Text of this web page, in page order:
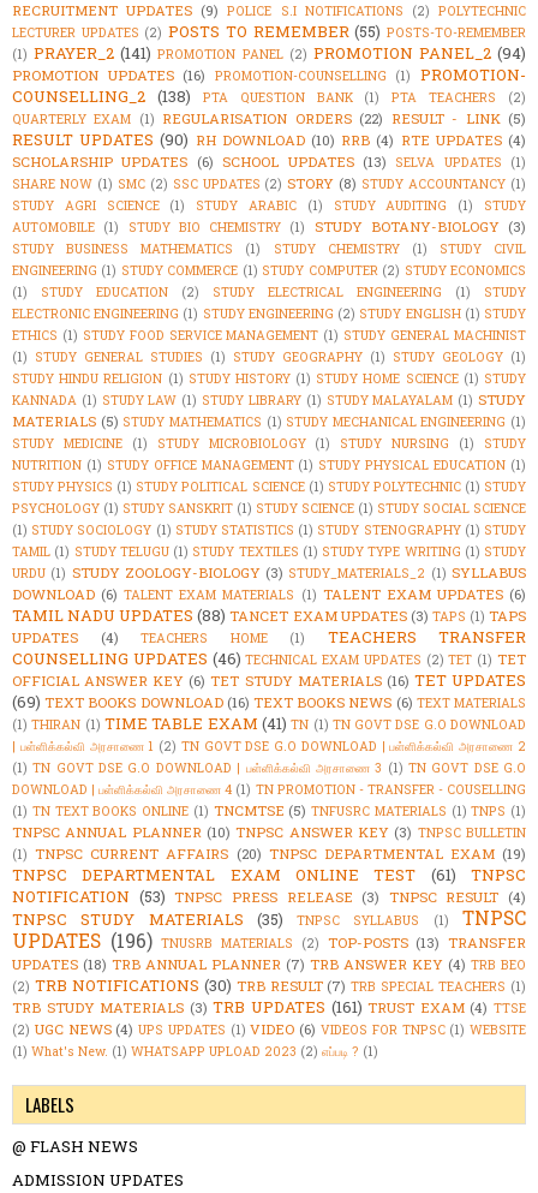
RECRUITMENT UPDATES (9) POLICE S.I NOTIFICATIONS (2) POLYTECHNIC
LECTURER UPDATES (2) POSTS TO REMEMBER (55) POSTS-TO-REMEMBER
(1) PRAYER_2 (141) PROMOTION PANEL (2) PROMOTION PANEL_2 (94)
PROMOTION UPDATES (16) PROMOTION-COUNSELLING (1)
PROMOTION-
COUNSELLING_2 (138) PTA QUESTION BANK (1) PTA TEACHERS
(2)
QUARTERLY EXAM (1) REGULARISATION ORDERS (22) RESULT - LINK (5)
RESULT UPDATES (90) RH DOWNLOAD (10) RRB (4) RTE UPDATES (4)
SCHOLARSHIP UPDATES (6) SCHOOL UPDATES (13) SELVA UPDATES
(1)
SHARE NOW (1) SMC (2) SSC UPDATES (2) STORY (8) STUDY ACCOUNTANCY (1)
STUDY AGRI SCIENCE
(1) STUDY ARABIC (1) STUDY AUDITING (1)
STUDY
AUTOMOBILE (1) STUDY BIO CHEMISTRY (1) STUDY BOTANY-BIOLOGY (3)
STUDY BUSINESS MATHEMATICS (1) STUDY CHEMISTRY (1)
STUDY CIVIL
ENGINEERING (1) STUDY COMMERCE (1) STUDY COMPUTER (2) STUDY ECONOMICS
(1)
STUDY EDUCATION (2) STUDY ELECTRICAL ENGINEERING (1)
STUDY
ELECTRONIC ENGINEERING (1) STUDY ENGINEERING (2) STUDY ENGLISH (1) STUDY
ETHICS (1) STUDY FOOD SERVICE MANAGEMENT (1) STUDY GENERAL MACHINIST
(1) STUDY GENERAL STUDIES (1) STUDY GEOGRAPHY (1) STUDY GEOLOGY (1)
STUDY HINDU RELIGION (1) STUDY HISTORY (1) STUDY HOME SCIENCE (1) STUDY
KANNADA (1) STUDY LAW (1) STUDY LIBRARY (1) STUDY MALAYALAM (1) STUDY
MATERIALS (5) STUDY MATHEMATICS (1) STUDY MECHANICAL ENGINEERING (1)
STUDY MEDICINE
(1) STUDY MICROBIOLOGY (1) STUDY NURSING (1)
STUDY
NUTRITION (1) STUDY OFFICE MANAGEMENT (1) STUDY PHYSICAL EDUCATION (1)
STUDY PHYSICS (1) STUDY POLITICAL SCIENCE (1) STUDY POLYTECHNIC (1) STUDY
PSYCHOLOGY (1) STUDY SANSKRIT (1) STUDY SCIENCE (1) STUDY SOCIAL SCIENCE
(1) STUDY SOCIOLOGY (1) STUDY STATISTICS (1) STUDY STENOGRAPHY (1) STUDY
TAMIL (1) STUDY TELUGU (1) STUDY TEXTILES (1) STUDY TYPE WRITING (1) STUDY
URDU (1) STUDY ZOOLOGY-BIOLOGY (3) STUDY_MATERIALS_2 (1) SYLLABUS
DOWNLOAD (6) TALENT EXAM MATERIALS (1) TALENT EXAM UPDATES (6)
TAMIL NADU UPDATES (88) TANCET EXAM UPDATES (3) TAPS (1) TAPS
UPDATES
(4) TEACHERS HOME (1)
TEACHERS TRANSFER
COUNSELLING UPDATES (46) TECHNICAL EXAM UPDATES (2) TET (1) TET
OFFICIAL ANSWER KEY (6) TET STUDY MATERIALS (16) TET UPDATES
(69) TEXT BOOKS DOWNLOAD (16) TEXT BOOKS NEWS (6) TEXT MATERIALS
(1) THIRAN (1) TIME TABLE EXAM (41) TN (1) TN GOVT DSE G.O DOWNLOAD
| பள்ளிக்கல்வி அரசாணை 1 (2) TN GOVT DSE G.O DOWNLOAD | பள்ளிக்கல்வி அரசாணை 2
(1) TN GOVT DSE G.O DOWNLOAD | பள்ளிக்கல்வி அரசாணை 3 (1) TN GOVT DSE G.O
DOWNLOAD | பள்ளிக்கல்வி அரசாணை 4 (1) TN PROMOTION - TRANSFER - COUSELLING
(1) TN TEXT BOOKS ONLINE (1) TNCMTSE (5) TNFUSRC MATERIALS (1) TNPS (1)
TNPSC ANNUAL PLANNER (10) TNPSC ANSWER KEY (3) TNPSC BULLETIN
(1) TNPSC CURRENT AFFAIRS (20) TNPSC DEPARTMENTAL EXAM (19)
TNPSC DEPARTMENTAL EXAM ONLINE TEST (61)
TNPSC
NOTIFICATION (53) TNPSC PRESS RELEASE (3) TNPSC RESULT (4)
TNPSC STUDY MATERIALS (35) TNPSC SYLLABUS (1)
TNPSC
UPDATES (196) TNUSRB MATERIALS (2) TOP-POSTS (13) TRANSFER
UPDATES (18) TRB ANNUAL PLANNER (7) TRB ANSWER KEY (4) TRB BEO
(2) TRB NOTIFICATIONS (30) TRB RESULT (7) TRB SPECIAL TEACHERS (1)
TRB STUDY MATERIALS (3) TRB UPDATES (161) TRUST EXAM (4) TTSE
(2) UGC NEWS (4) UPS UPDATES (1) VIDEO (6) VIDEOS FOR TNPSC (1) WEBSITE
(1) What's New. (1) WHATSAPP UPLOAD 2023 (2) எப்படி ? (1)
LABELS
@ FLASH NEWS
ADMISSION UPDATES